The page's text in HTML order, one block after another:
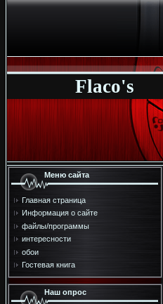
Flaco's
Меню сайта
Главная страница
Информация о сайте
файлы/программы
интересности
обои
Гостевая книга
Наш опрос